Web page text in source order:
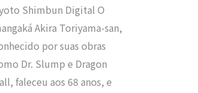
Shimbun Digital O
Akira Toriyama-san,
por suas obras
Dr. Slump e Dragon
faleceu aos 68 anos, e